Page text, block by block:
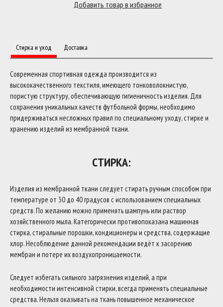
Стирка и уход Доставка
Современная спортивная одежда производится из
высококачественного текстиля, имеющего тонковолокнистую,
пористую структуру, обеспечивающую гигиеничность изделия. Для
сохранения уникальных качеств футбольной формы, необходимо
придерживаться несложных правил по специальному уходу, стирке и
хранению изделий из мембранной ткани.
СТИРКА:
Изделия из мембранной ткани следует стирать ручным способом при
температуре от 30 до 40 градусов с использованием специальных
средств. По желанию можно применять шампунь или раствор
хозяйственного мыла. Категорически противопоказана машинная
стирка, стиральные порошки, кондиционеры и средства, содержащие
хлор. Несоблюдение данной рекомендации ведёт к засорению
мембран и потере их воздухопроницаемости.
Следует избегать сильного загрязнения изделий, а при
необходимости интенсивной стирки, всегда применять специальные
средства. Нельзя оказывать на ткань повышенное механическое